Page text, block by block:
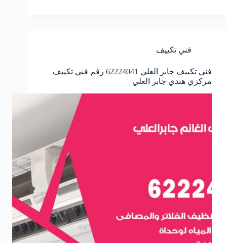
فني تكييف
فني تكييف جابر العلي 62224041 رقم فني تكييف
مركزي هندي جابر العلي